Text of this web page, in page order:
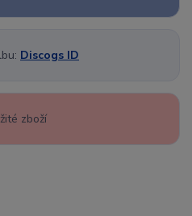
Discogs ID
zboží